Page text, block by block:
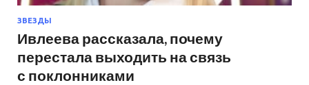
ЗВЕЗДЫ
Ивлеева рассказала, почему
перестала выходить на связь
с поклонниками